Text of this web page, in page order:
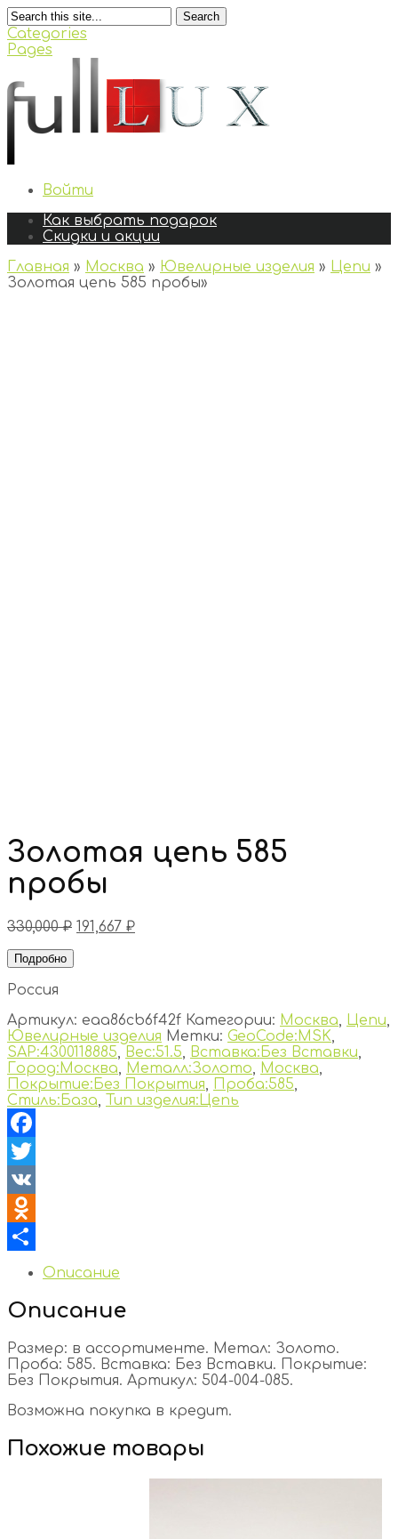
Search
Categories
Pages
Войти
Как выбрать подарок
Скидки и акции
Главная » Москва » Ювелирные изделия » Цепи »
Золотая цепь 585 пробы»
Золотая цепь 585
пробы
330,000₽ 191,667 ₽
Подробно
Россия
Артикул: eaa86cb6f42f Категории: Москва, Цепи,
Ювелирные изделия Метки: GeoCode:MSK,
SAP:4300118885, Вес:51.5, Вставка:Без Вставки,
Город:Москва, Металл:Золото, Москва,
Покрытие:Без Покрытия, Проба:585,
Стиль:База, Тип изделия:Цепь
Facebook
Twitter
VK
Odnoklassniki
Отправить
Описание
Описание
Размер: в ассортименте. Метал: Золото.
Проба: 585. Вставка: Без Вставки. Покрытие:
Без Покрытия. Артикул: 504-004-085.
Возможна покупка в кредит.
Похожие товары